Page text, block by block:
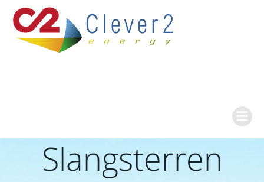
naar
de
inhoud
Slangsterren